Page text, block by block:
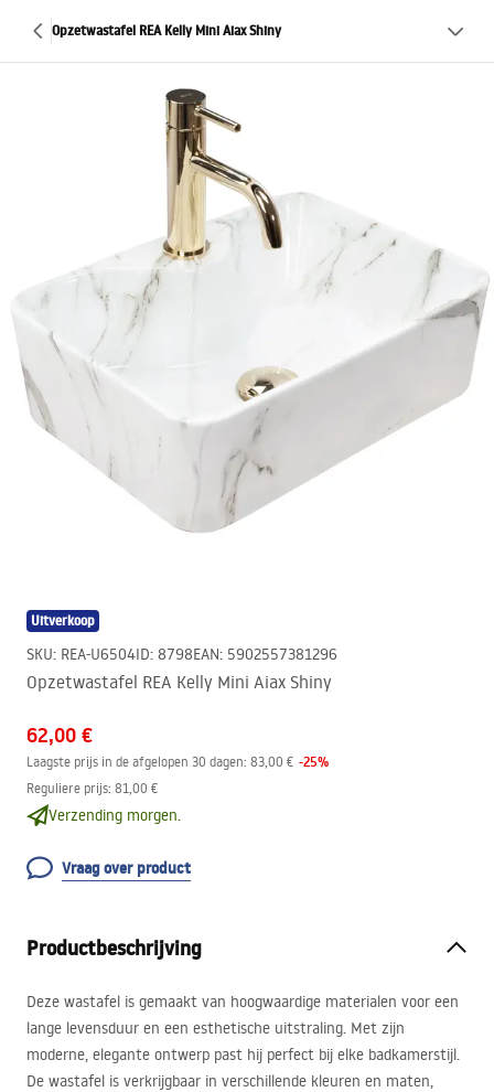
Opzetwastafel REA Kelly Mini Aiax Shiny
Uitverkoop
SKU: REA-U6504ID: 8798EAN: 5902557381296
Opzetwastafel REA Kelly Mini Aiax Shiny
62,00 €
Laagste prijs in de afgelopen 30 dagen: 83,00 € -25%
Reguliere prijs: 81,00 €
Verzending morgen.
Vraag over product
Productbeschrijving
Deze wastafel is gemaakt van hoogwaardige materialen voor een
lange levensduur en een esthetische uitstraling. Met zijn
moderne, elegante ontwerp past hij perfect bij elke badkamerstijl.
De wastafel is verkrijgbaar in verschillende kleuren en maten,